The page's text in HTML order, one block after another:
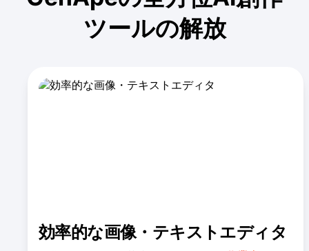
す。ウェブサイト右下のチャットボタン、LINEボ
タンからオンラインサポートにお問い合わせいた
だくか、メールにてご連絡いただければ、迅速に
ツールの解放
効率的な画像・テキストエディタ